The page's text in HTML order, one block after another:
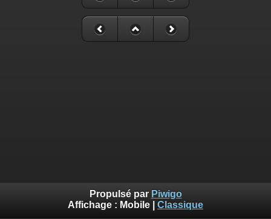
Propulsé par Piwigo
Affichage : Mobile Classique